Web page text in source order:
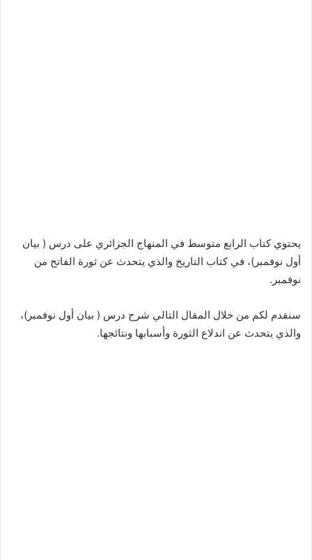
يحتوي كتاب الرابع متوسط في المنهاج الجزائري على درس ( بيان
أول نوفمبر)، في كتاب التاريخ والذي يتحدث عن ثورة الفاتح من
نوفمبر.
سنقدم لكم من خلال المقال التالي شرح درس ( بيان أول نوفمبر)،
والذي يتحدث عن اندلاع الثورة وأسبابها ونتائجها.